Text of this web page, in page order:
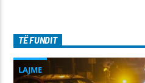
TË FUNDIT
LAJME